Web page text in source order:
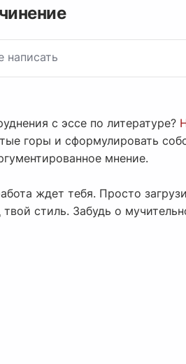
с эссе по литературе?
горы и сформулировать
мнение.
ждет тебя. Просто
стиль. Забудь о